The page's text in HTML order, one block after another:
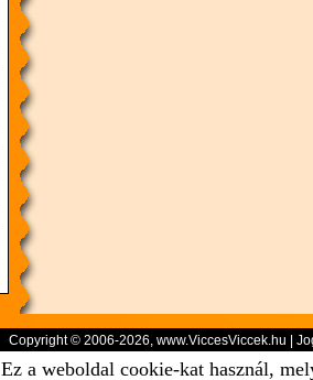
Copyright © 2006-2026, www.ViccesViccek.hu |
Ez a weboldal cookie-kat használ,